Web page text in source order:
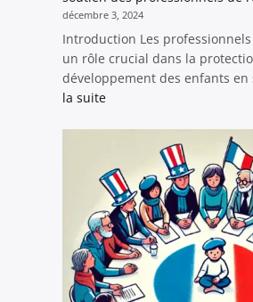
décembre 3, 2024
Introduction Les
un rôle crucial dans la
développement des enfants
la suite:
:
renforcer
la
formation
et
le
soutien